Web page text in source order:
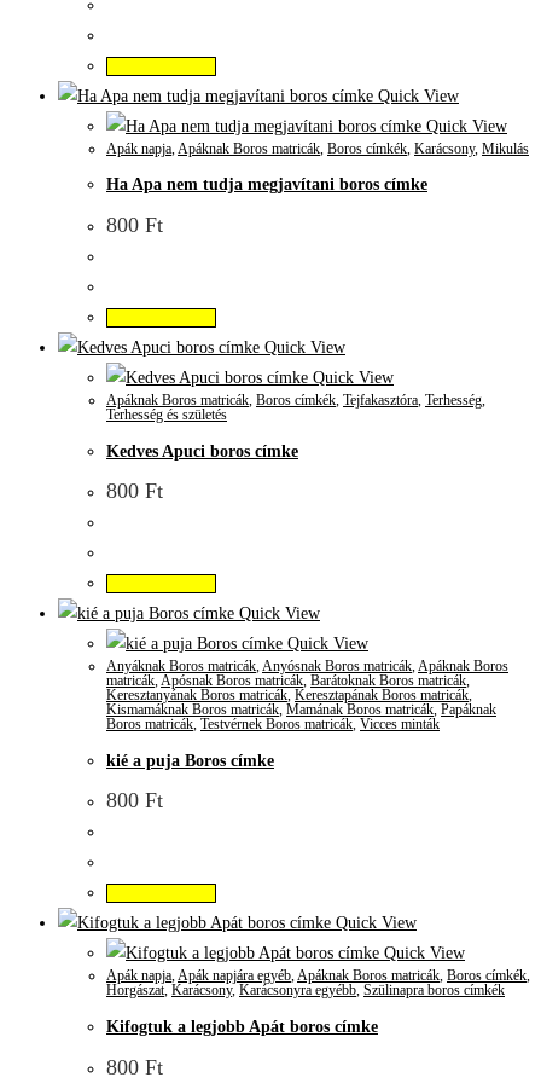
Quick View
Quick View
Apák napja Apáknak Boros matricák Boros címkék Karácsony, Mikulás
Ha Apa nem tudja megjavítani boros címke
800 Ft
Quick View
Quick View
Apáknak Boros matricák, Boros címkék, Tejfakasztóra, Terhesség,
Terhesség és születés
Kedves Apuci boros címke
800 Ft
Quick View
Quick View
Anyáknak Boros matricák,Anyósnak Boros matricák,Apáknak Boros
matricák,Apósnak Boros matricák, Barátoknak Boros matricák,
Keresztanyának Boros matricák, Keresztapának Boros matricák,
Kismamáknak Boros matricák, Mamának Boros matricák, Papáknak
Boros matricák, Testvérnek Boros matricák, Vicces minták
kié a puja Boros címke
800 Ft
Quick View
Quick View
Apák napja,Apák napjára egyéb,Apáknak Boros matricák, Boros címkék,
Horgászat, Karácsony, Karácsonyra egyébb, Szülinapra boros címkék
Kifogtuk a legjobb Apát boros címke
800 Ft